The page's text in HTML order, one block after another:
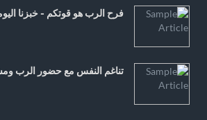
فرح الرب هو قوتكم - خبزنا
تناغم النفس مع حضور الرب